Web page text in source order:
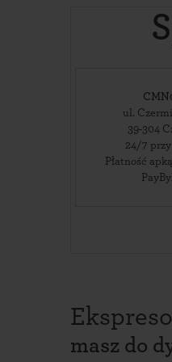
ul.
39-304
24/7
Płatność
masz do